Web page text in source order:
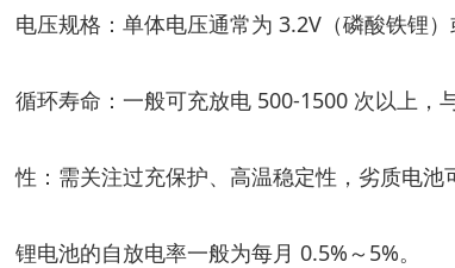
电压规格：单体电压通常为 3.2V（磷酸铁锂
循环寿命：一般可充放电 500-1500 次以上，
性：需关注过充保护、高温稳定性，劣质电池
锂电池的自放电率一般为每月 0.5%～5%。